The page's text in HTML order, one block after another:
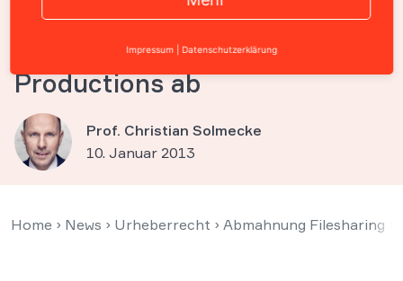
Urheberrechtsverletzung im
Auftrag von NGN Prima
Productions ab
Prof. Christian Solmecke
10. Januar 2013
Home › News › Urheberrecht › Abmahnung Filesharing
Impressum Datenschutzerklärung